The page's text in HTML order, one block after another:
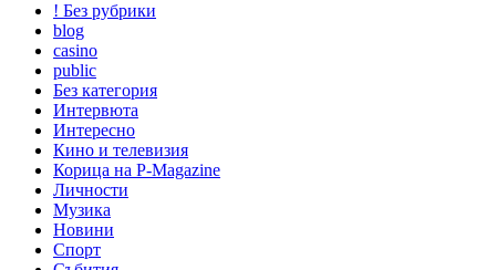
! Без рубрики
blog
casino
public
Без категория
Интервюта
Интересно
Кино и телевизия
Корица на P-Magazine
Личности
Музика
Новини
Спорт